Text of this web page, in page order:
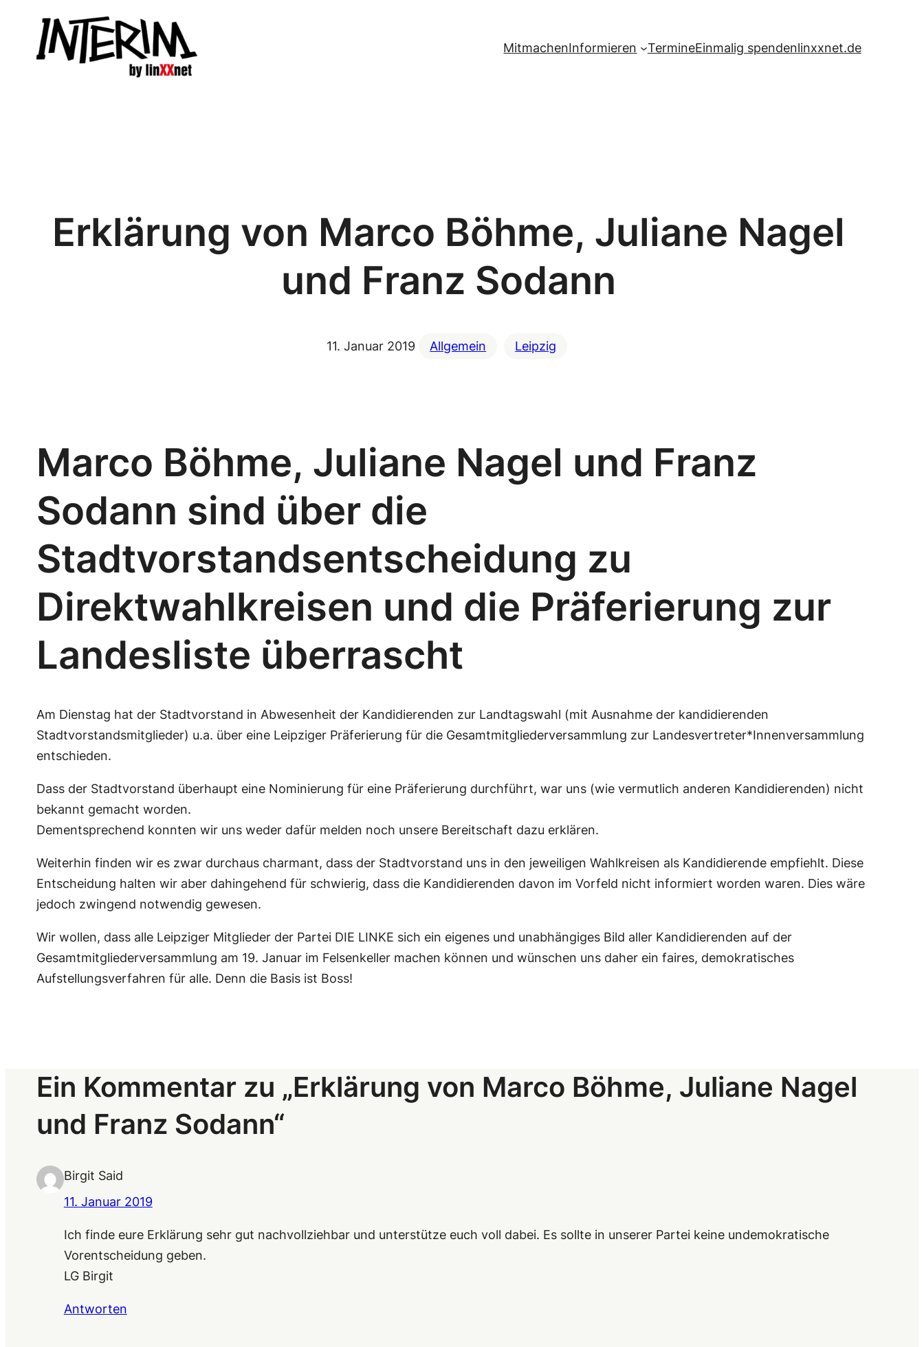
springen
MitmachenInformieren TermineEinmalig spendenlinxxnet.de
Erklärung von Marco Böhme, Juliane Nagel
und Franz Sodann
11. Januar 2019 Allgemein Leipzig
Marco Böhme, Juliane Nagel und Franz
Sodann sind über die
Stadtvorstandsentscheidung zu
Direktwahlkreisen und die Präferierung zur
Landesliste überrascht
Am Dienstag hat der Stadtvorstand in Abwesenheit der Kandidierenden zur Landtagswahl (mit Ausnahme der kandidierenden
Stadtvorstandsmitglieder) u.a. über eine Leipziger Präferierung für die Gesamtmitgliederversammlung zur Landesvertreter*Innenversammlung
entschieden.
Dass der Stadtvorstand überhaupt eine Nominierung für eine Präferierung durchführt, war uns (wie vermutlich anderen Kandidierenden) nicht
bekannt gemacht worden.
Dementsprechend konnten wir uns weder dafür melden noch unsere Bereitschaft dazu erklären.
Weiterhin finden wir es zwar durchaus charmant, dass der Stadtvorstand uns in den jeweiligen Wahlkreisen als Kandidierende empfiehlt. Diese
Entscheidung halten wir aber dahingehend für schwierig, dass die Kandidierenden davon im Vorfeld nicht informiert worden waren. Dies wäre
jedoch zwingend notwendig gewesen.
Wir wollen, dass alle Leipziger Mitglieder der Partei DIE LINKE sich ein eigenes und unabhängiges Bild aller Kandidierenden auf der
Gesamtmitgliederversammlung am 19. Januar im Felsenkeller machen können und wünschen uns daher ein faires, demokratisches
Aufstellungsverfahren für alle. Denn die Basis ist Boss!
Ein Kommentar zu „Erklärung von Marco Böhme, Juliane Nagel
und Franz Sodann“
Birgit Said
11. Januar 2019
Ich finde eure Erklärung sehr gut nachvollziehbar und unterstütze euch voll dabei. Es sollte in unserer Partei keine undemokratische
Vorentscheidung geben.
LG Birgit
Antworten